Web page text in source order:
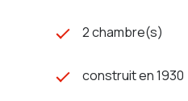
2 chambre(s)
construit en 1930